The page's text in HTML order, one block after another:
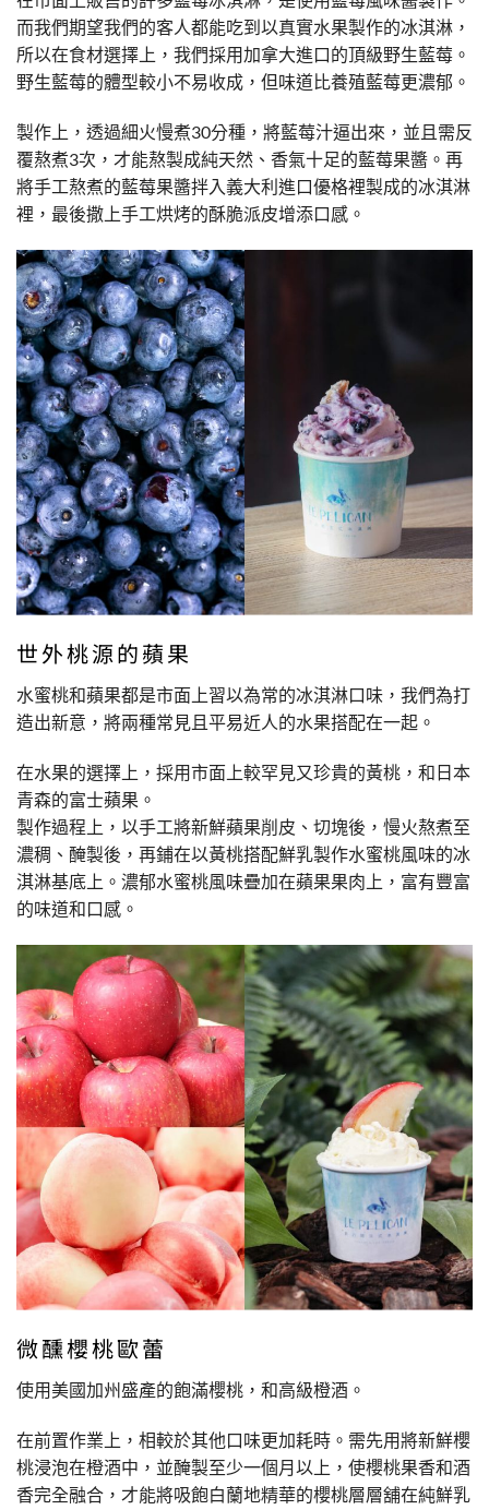
而我們期望我們的客人都能吃到以真實水果製作的冰淇淋，
所以在食材選擇上，我們採用加拿大進口的頂級野生藍莓。
野生藍莓的體型較小不易收成，但味道比養殖藍莓更濃郁。
製作上，透過細火慢煮30分種，將藍莓汁逼出來，並且需反
覆熬煮3次，才能熬製成純天然、香氣十足的藍莓果醬。再
將手工熬煮的藍莓果醬拌入義大利進口優格裡製成的冰淇淋
裡，最後撒上手工烘烤的酥脆派皮增添口感。
世外桃源的蘋果
水蜜桃和蘋果都是市面上習以為常的冰淇淋口味，我們為打
造出新意，將兩種常見且平易近人的水果搭配在一起。
在水果的選擇上，採用市面上較罕見又珍貴的黃桃，和日本
青森的富士蘋果。
製作過程上，以手工將新鮮蘋果削皮、切塊後，慢火熬煮至
濃稠、醃製後，再鋪在以黃桃搭配鮮乳製作水蜜桃風味的冰
淇淋基底上。濃郁水蜜桃風味疊加在蘋果果肉上，富有豐富
的味道和口感。
微醺櫻桃歐蕾
使用美國加州盛產的飽滿櫻桃，和高級橙酒。
在前置作業上，相較於其他口味更加耗時。需先用將新鮮櫻
桃浸泡在橙酒中，並醃製至少一個月以上，使櫻桃果香和酒
香完全融合，才能將吸飽白蘭地精華的櫻桃層層舖在純鮮乳